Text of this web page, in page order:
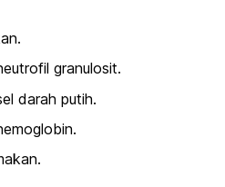
granulosit.
darah putih.